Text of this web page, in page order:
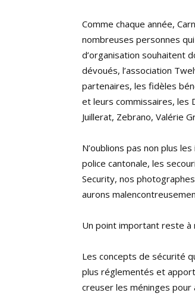
Comme chaque année,
nombreuses personnes
d’organisation souhaitent
dévoués, l’association
partenaires, les fidèles
et leurs commissaires, les
Juillerat, Zebrano, Valérie
N’oublions pas non plus
police cantonale, les
Security, nos
aurons
Un point important reste à
Les concepts de sécurité
plus réglementés et
creuser les méninges pour